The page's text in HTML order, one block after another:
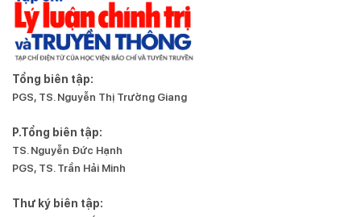
Tổng biên tập:
PGS, TS. Nguyễn Thị Trường Giang
P.Tổng biên tập:
TS. Nguyễn Đức Hạnh
PGS, TS. Trần Hải Minh
Thư ký biên tập: